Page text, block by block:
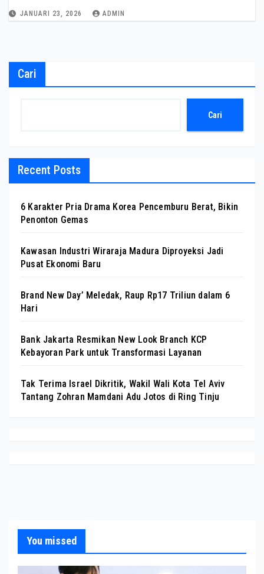
JANUARI 23, 2026 ADMIN
Cari
Cari
Recent Posts
6 Karakter Pria Drama Korea Pencemburu Berat, Bikin
Penonton Gemas
Kawasan Industri Wiraraja Madura Diproyeksi Jadi
Pusat Ekonomi Baru
Brand New Day’ Meledak, Raup Rp17 Triliun dalam 6
Hari
Bank Jakarta Resmikan New Look Branch KCP
Kebayoran Park untuk Transformasi Layanan
Tak Terima Israel Dikritik, Wakil Wali Kota Tel Aviv
Tantang Zohran Mamdani Adu Jotos di Ring Tinju
You missed